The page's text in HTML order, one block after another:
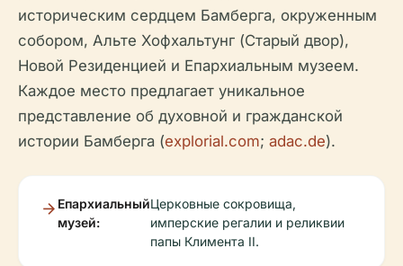
историческим сердцем Бамберга, окруженным
собором, Альте Хофхальтунг (Старый двор),
Новой Резиденцией и Епархиальным музеем.
Каждое место предлагает уникальное
представление об духовной и гражданской
истории Бамберга (explorial.com; adac.de).
Епархиальный
музей:
Церковные сокровища,
имперские регалии и реликвии
папы Климента II.